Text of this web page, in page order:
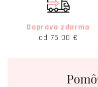
Doprava zdarma
od 75,00 €